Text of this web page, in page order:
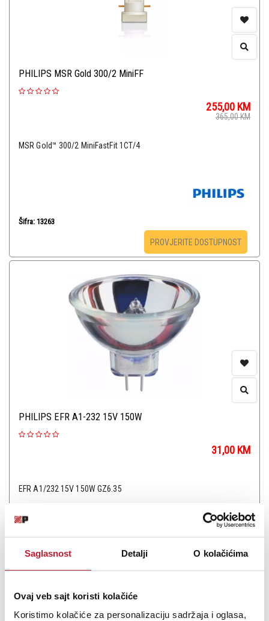
Saglasnost Detalji O kolačićima
Ovaj veb sajt koristi kolačiće
Koristimo kolačiće za personalizaciju sadržaja i oglasa,
PHILIPS MSR Gold 300/2 MiniFF
255,00 KM
365,00KM
MSR Gold™ 300/2 MiniFastFit 1CT/4
Šifra: 13263
PROVJERITE DOSTUPNOST
PHILIPS EFR A1-232 15V 150W
31,00 KM
EFR A1/232 15V 150W GZ6.35